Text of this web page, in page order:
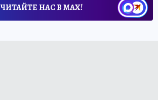
ЧИТАЙТЕ НАС В МАХ!